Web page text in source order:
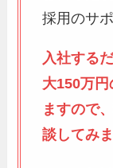
採用のサ
入社する
大150万
ますので
談してみ